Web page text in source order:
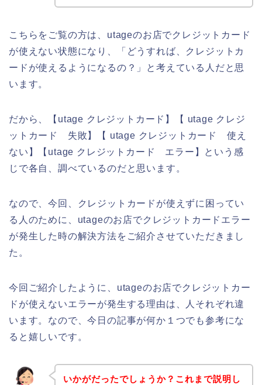
こちらをご覧の方は、utageのお店でクレジットカード
が使えない状態になり、「どうすれば、クレジットカ
ードが使えるようになるの？」と考えている人だと思
います。
だから、【utage クレジットカード】【 utage クレジ
ットカード 失敗】【 utage クレジットカード 使え
ない】【utage クレジットカード エラー】という感
じで各自、調べているのだと思います。
なので、今回、クレジットカードが使えずに困ってい
る人のために、utageのお店でクレジットカードエラー
が発生した時の解決方法をご紹介させていただきまし
た。
今回ご紹介したように、utageのお店でクレジットカー
ドが使えないエラーが発生する理由は、人それぞれ違
います。なので、今日の記事が何か１つでも参考にな
ると嬉しいです。
いかがだったでしょうか？これまで説明し